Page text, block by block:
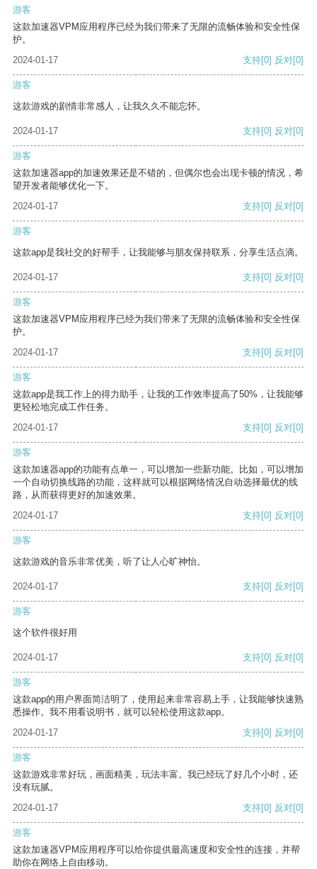
游客
这款加速器VPM应用程序已经为我们带来了无限的流畅体验和安全性保
护。
2024-01-17
支持[0] 反对[0]
游客
这款游戏的剧情非常感人，让我久久不能忘怀。
2024-01-17 支持[0] 反对[0]
游客
这款加速器app的加速效果还是不错的，但偶尔也会出现卡顿的情况，希
望开发者能够优化一下。
2024-01-17
支持[0] 反对[0]
游客
这款app是我社交的好帮手，让我能够与朋友保持联系，分享生活点滴。
2024-01-17 支持[0] 反对[0]
游客
这款加速器VPM应用程序已经为我们带来了无限的流畅体验和安全性保
护。
2024-01-17
支持[0] 反对[0]
游客
这款app是我工作上的得力助手，让我的工作效率提高了50%，让我能够
更轻松地完成工作任务。
2024-01-17
支持[0] 反对[0]
游客
这款加速器app的功能有点单一，可以增加一些新功能。比如，可以增加
一个自动切换线路的功能，这样就可以根据网络情况自动选择最优的线
路，从而获得更好的加速效果。
2024-01-17
支持[0] 反对[0]
游客
这款游戏的音乐非常优美，听了让人心旷神怡。
2024-01-17 支持[0] 反对[0]
游客
这个软件很好用
2024-01-17 支持[0] 反对[0]
游客
这款app的用户界面简洁明了，使用起来非常容易上手，让我能够快速熟
悉操作。我不用看说明书，就可以轻松使用这款app。
2024-01-17
支持[0] 反对[0]
游客
这款游戏非常好玩，画面精美，玩法丰富。我已经玩了好几个小时，还
没有玩腻。
2024-01-17
支持[0] 反对[0]
游客
这款加速器VPM应用程序可以给你提供最高速度和安全性的连接，并帮
助你在网络上自由移动。